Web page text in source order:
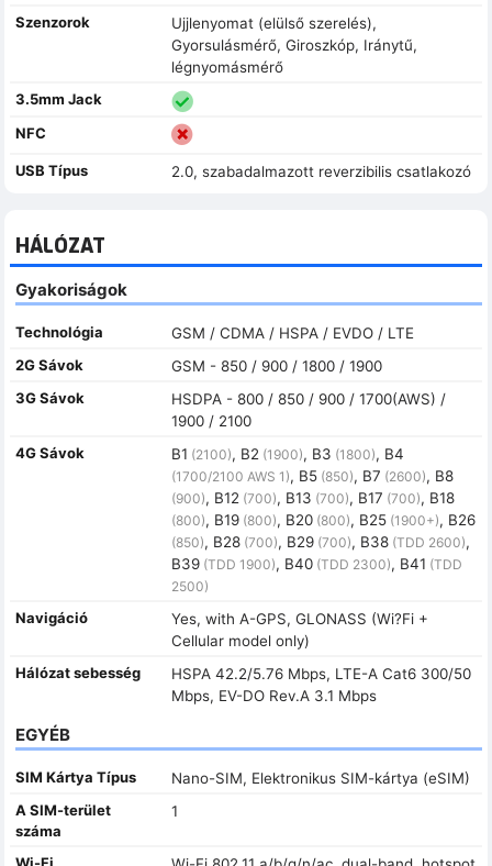
Szenzorok
Ujjlenyomat (elülső szerelés),
Gyorsulásmérő, Giroszkóp, Iránytű,
légnyomásmérő
3.5mm Jack
NFC
USB Típus 2.0, szabadalmazott reverzibilis csatlakozó
HÁLÓZAT
Gyakoriságok
Technológia
GSM / CDMA / HSPA / EVDO / LTE
2G Sávok
GSM - 850 / 900 / 1800 / 1900
3G Sávok
HSDPA - 800 / 850 / 900 / 1700(AWS) /
1900 / 2100
4G Sávok
B1 (2100), B2 (1900), B3 (1800), B4
(1700/2100 AWS 1), B5(850), B7 (2600), B8
(900), B12 (700), B13 (700), B17 (700), B18
(800), B19(800), B20(800), B25(1900+), B26
(850), B28(700), B29(700), B38(TDD 2600),
B39(TDD 1900), B40(TDD 2300), B41 (TDD
2500)
Navigáció
Yes, with A-GPS, GLONASS (Wi?Fi +
Cellular model only)
Hálózat sebesség
HSPA 42.2/5.76 Mbps, LTE-A Cat6 300/50
Mbps, EV-DO Rev.A 3.1 Mbps
EGYÉB
SIM Kártya Típus
Nano-SIM, Elektronikus SIM-kártya (eSIM)
A SIM-terület
száma
1